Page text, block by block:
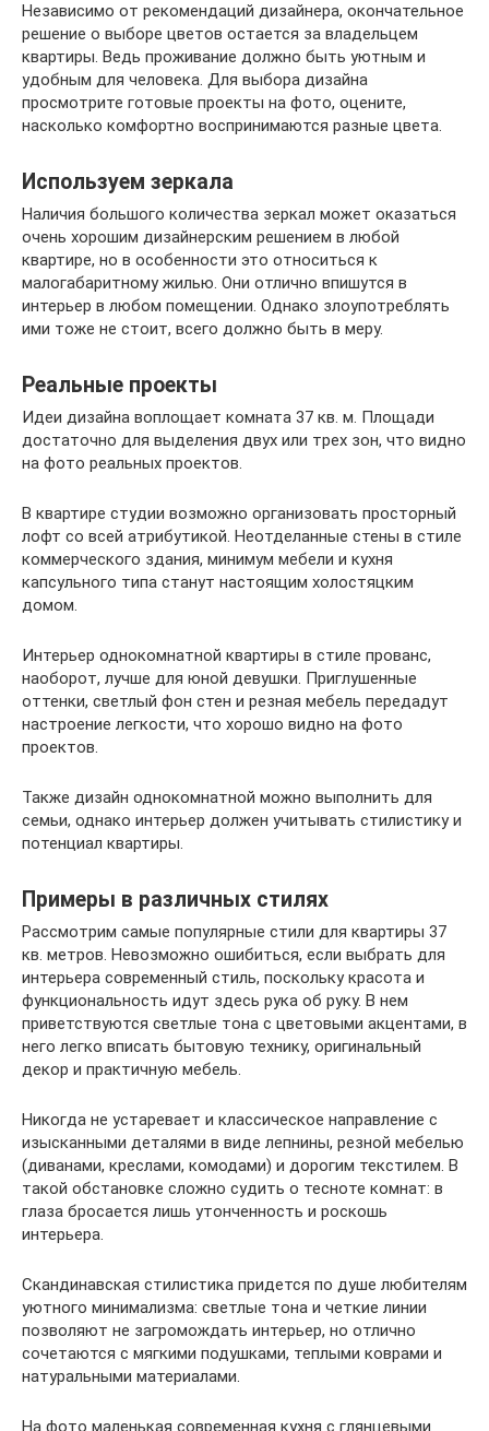
Независимо от рекомендаций дизайнера, окончательное
решение о выборе цветов остается за владельцем
квартиры. Ведь проживание должно быть уютным и
удобным для человека. Для выбора дизайна
просмотрите готовые проекты на фото, оцените,
насколько комфортно воспринимаются разные цвета.
Используем зеркала
Наличия большого количества зеркал может оказаться
очень хорошим дизайнерским решением в любой
квартире, но в особенности это относиться к
малогабаритному жилью. Они отлично впишутся в
интерьер в любом помещении. Однако злоупотреблять
ими тоже не стоит, всего должно быть в меру.
Реальные проекты
Идеи дизайна воплощает комната 37 кв. м. Площади
достаточно для выделения двух или трех зон, что видно
на фото реальных проектов.
В квартире студии возможно организовать просторный
лофт со всей атрибутикой. Неотделанные стены в стиле
коммерческого здания, минимум мебели и кухня
капсульного типа станут настоящим холостяцким
домом.
Интерьер однокомнатной квартиры в стиле прованс,
наоборот, лучше для юной девушки. Приглушенные
оттенки, светлый фон стен и резная мебель передадут
настроение легкости, что хорошо видно на фото
проектов.
Также дизайн однокомнатной можно выполнить для
семьи, однако интерьер должен учитывать стилистику и
потенциал квартиры.
Примеры в различных стилях
Рассмотрим самые популярные стили для квартиры 37
кв. метров. Невозможно ошибиться, если выбрать для
интерьера современный стиль, поскольку красота и
функциональность идут здесь рука об руку. В нем
приветствуются светлые тона с цветовыми акцентами, в
него легко вписать бытовую технику, оригинальный
декор и практичную мебель.
Никогда не устаревает и классическое направление с
изысканными деталями в виде лепнины, резной мебелью
(диванами, креслами, комодами) и дорогим текстилем. В
такой обстановке сложно судить о тесноте комнат: в
глаза бросается лишь утонченность и роскошь
интерьера.
Скандинавская стилистика придется по душе любителям
уютного минимализма: светлые тона и четкие линии
позволяют не загромождать интерьер, но отлично
сочетаются с мягкими подушками, теплыми коврами и
натуральными материалами.
На фото маленькая современная кухня с глянцевыми